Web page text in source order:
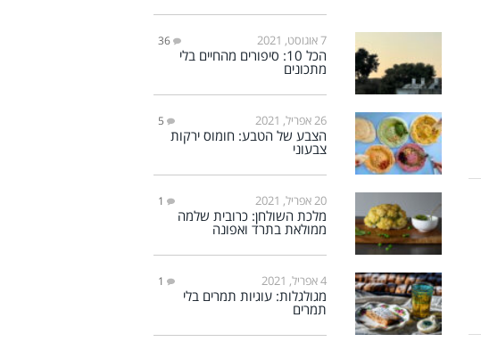
7 אוגוסט, 2021 36
הכל 10: סיפורים מהחיים בלי
מתכונים
26 אפריל, 2021 5
הצבע של הטבע: חומוס ירקות
צבעוני
20 אפריל, 2021 1
מלכת השולחן: כרובית שלמה
ממולאת בתרד ואפונה
4 אפריל, 2021 1
מגולגלות: עוגיות תמרים בלי
תמרים